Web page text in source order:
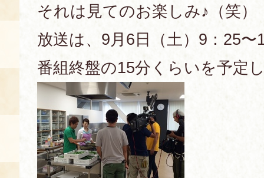
備品リスト
空き状況・ご予約
使用料・お支払い方法
団体向け見学・体験
食の語り部の部屋
展示見学
講演会付き料理教室
それは見てのお楽しみ♪（笑）
放送は、9月6日（土）9：25〜
番組終盤の15分くらいを予定